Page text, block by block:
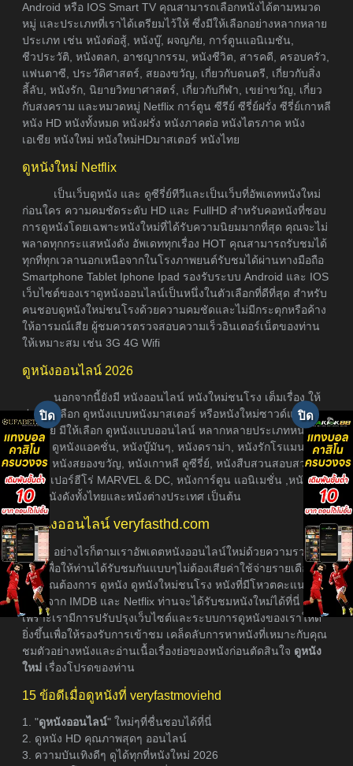
Android หรือ IOS Smart TV คุณสามารถเลือกหนังได้ตามหมวด
หมู่ และประเภทที่เราได้เตรียมไว้ให้ ซึ่งมีให้เลือกอย่างหลากหลาย
ประเภท เช่น หนังต่อสู้, หนังบู๊, ผจญภัย, การ์ตูนแอนิเมชัน,
ชีวประวัติ, หนังตลก, อาชญากรรม, หนังชีวิต, สารคดี, ครอบครัว,
แฟนตาซี, ประวัติศาสตร์, สยองขวัญ, เกี่ยวกับดนตรี, เกี่ยวกับสิ่ง
ลี้ลับ, หนังรัก, นิยายวิทยาศาสตร์, เกี่ยวกับกีฬา, เขย่าขวัญ, เกี่ยว
กับสงคราม และหมวดหมู่ Netflix การ์ตูน ซีรีย์ ซีรี่ย์ฝรั่ง ซีรี่ย์เกาหลี
หนัง HD หนังทั้งหมด หนังฝรั่ง หนังภาคต่อ หนังไตรภาค หนัง
เอเชีย หนังใหม่ หนังใหม่HDมาสเตอร์ หนังไทย
ดูหนังใหม่ Netflix
เป็นเว็บดูหนัง และ ดูซีรี่ย์ทีวีและเป็นเว็บที่อัพเดทหนังใหม่
ก่อนใคร ความคมชัดระดับ HD และ FullHD สำหรับคอหนังที่ชอบ
การดูหนังโดยเฉพาะหนังใหม่ที่ได้รับความนิยมมากที่สุด คุณจะไม่
พลาดทุกกระแสหนังดัง อัพเดททุกเรื่อง HOT คุณสามารถรับชมได้
ทุกที่ทุกเวลานอกเหนือจากในโรงภาพยนต์รับชมได้ผ่านทางมือถือ
Smartphone Tablet Iphone Ipad รองรับระบบ Android และ IOS
เว็บไซต์ของเราดูหนังออนไลน์เป็นหนึ่งในตัวเลือกที่ดีที่สุด สำหรับ
คนชอบดูหนังใหม่ชนโรงด้วยความคมชัดและไม่มีกระตุกหรือค้าง
ให้อารมณ์เสีย ผู้ชมควรตรวจสอบความเร็วอินเตอร์เน็ตของท่าน
ให้เหมาะสม เช่น 3G 4G Wifi
ดูหนังออนไลน์ 2026
นอกจากนี้ยังมี หนังออนไลน์ หนังใหม่ชนโรง เต็มเรื่อง ให้
ท่านได้เลือก ดูหนังแบบหนังมาสเตอร์ หรือหนังใหม่ซาวด์แท็รก
ซับไทย มีให้เลือก ดูหนังแบบออนไลน์ หลากหลายประเภทหนัง อา
ธิเช่น ดูหนังแอคชั่น, หนังบู๊มันๆ, หนังดราม่า, หนังรักโรแมนติก,
หนังผี หนังสยองขวัญ, หนังเกาหลี ดูซีรี่ย์, หนังสืบสวนสอบสวน,
หนังซุเปอร์ฮีโร่ MARVEL & DC, หนังการ์ตูน แอนิเมชั่น ,หนังภาค
ต่อ, หนังดังทั้งไทยและหนังต่างประเทศ เป็นต้น
ดูหนังออนไลน์ veryfasthd.com
อย่างไรก็ตามเราอัพเดตหนังออนไลน์ใหม่ด้วยความรวดเร็ว
ที่สุดเพื่อให้ท่านได้รับชมกันแบบๆไม่ต้องเสียค่าใช้จ่ายรายเดือน
หากคุณต้องการ ดูหนัง ดูหนังใหม่ชนโรง หนังที่มีโหวตคะแนนเรต
ติ้งสูงจาก IMDB และ Netflix ท่านจะได้รับชมหนังใหม่ได้ที่นี่
เพราะเรามีการปรับปรุงเว็บไซต์และระบบการดูหนังของเราให้ดี
ยิ่งขึ้นเพื่อให้รองรับการเข้าชม เคล็ดลับการหาหนังที่เหมาะกับคุณ
ชมตัวอย่างหนังและอ่านเนื้อเรื่องย่อของหนังก่อนตัดสินใจ ดูหนัง
ใหม่ เรื่องโปรดของท่าน
15 ข้อดีเมื่อดูหนังที่ veryfastmoviehd
1. "ดูหนังออนไลน์" ใหม่ๆที่ชื่นชอบได้ที่นี่
2. ดูหนัง HD คุณภาพสุดๆ ออนไลน์
3. ความบันเทิงดีๆ ดูได้ทุกที่หนังใหม่ 2026